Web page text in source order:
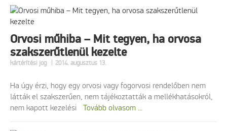
Orvosi műhiba – Mit tegyen, ha orvosa
szakszerűtlenül kezelte
kártérítési jog 2014. augusztus 13.
Ha úgy érzi, hogy egy orvosi vagy fogorvosi rendelőben nem
látták el szakszerűen, nem tájékoztatták a mellékhatásokról,
nem kapott kezelési
Tovább olvasom ...